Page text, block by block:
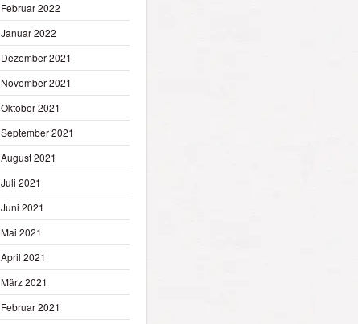
Februar 2022
Januar 2022
Dezember 2021
November 2021
Oktober 2021
September 2021
August 2021
Juli 2021
Juni 2021
Mai 2021
April 2021
März 2021
Februar 2021